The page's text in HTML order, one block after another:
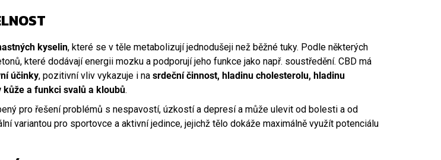
kyselin, které se v těle metabolizují jednodušeji než běžné tuky. Podle některých
které dodávají energii mozku a podporují jeho funkce jako např. soustředění. CBD má
účinky, pozitivní vliv vykazuje i na srdeční činnost, hladinu cholesterolu, hladinu
a funkci svalů a kloubů.
pro řešení problémů s nespavostí, úzkostí a depresí a může ulevit od bolesti a od
variantou pro sportovce a aktivní jedince, jejichž tělo dokáže maximálně využít potenciálu